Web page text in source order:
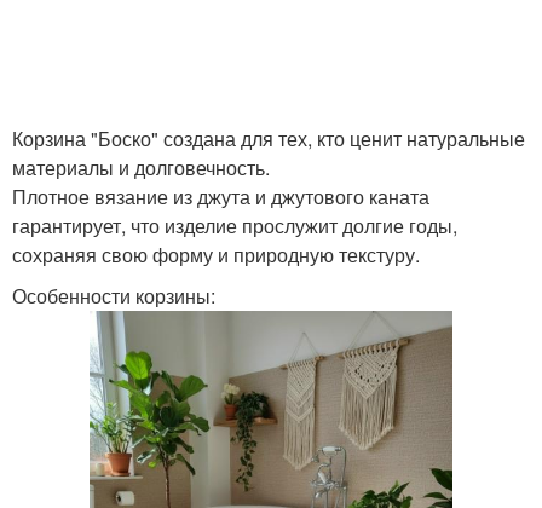
Корзина "Боско" создана для тех, кто ценит натуральные
материалы и долговечность.
Плотное вязание из джута и джутового каната
гарантирует, что изделие прослужит долгие годы,
сохраняя свою форму и природную текстуру.
Особенности корзины: